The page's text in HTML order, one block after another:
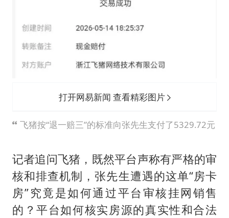
打开网易新闻 查看精彩图片
飞猪按“退一赔三”的标准向张先生支付了5329.72元
记者追问飞猪，既然平台声称有严格的审
核和排查机制，张先生遭遇的这单“房卡
房”究竟是如何通过平台审核挂网销售
的？平台如何核实房源的真实性和合法